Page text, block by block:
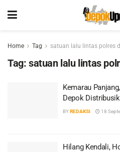
Home Tag satuan lalu lintas polres
Tag: satuan lalu lintas
Kemarau
Depok
BYREDAKSI 18
Hilang Kendali,